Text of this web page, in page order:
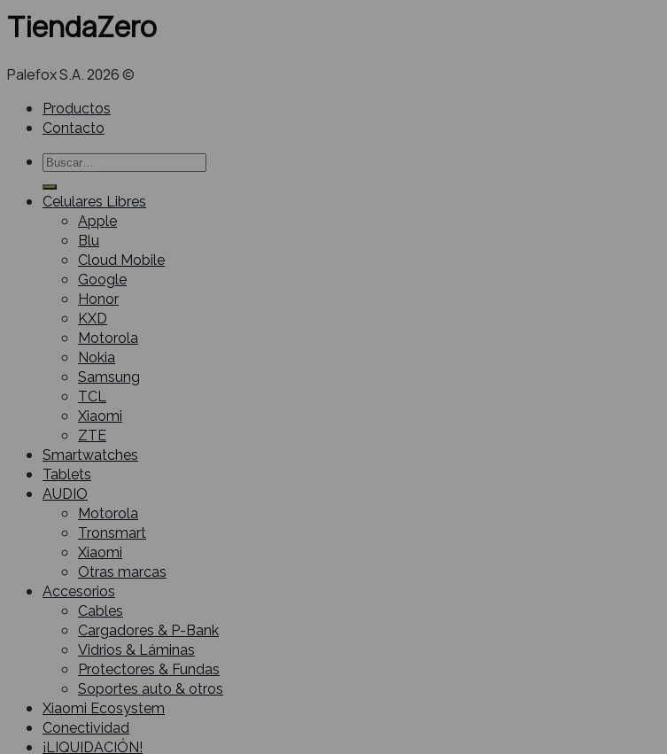
TiendaZero
Palefox S.A. 2026 ©
Productos
Contacto
Buscar
por:
Celulares Libres
Apple
Blu
Cloud Mobile
Google
Honor
KXD
Motorola
Nokia
Samsung
TCL
Xiaomi
ZTE
Smartwatches
Tablets
AUDIO
Motorola
Tronsmart
Xiaomi
Otras marcas
Accesorios
Cables
Cargadores & P-Bank
Vidrios & Láminas
Protectores & Fundas
Soportes auto & otros
Xiaomi Ecosystem
Conectividad
¡LIQUIDACIÓN!